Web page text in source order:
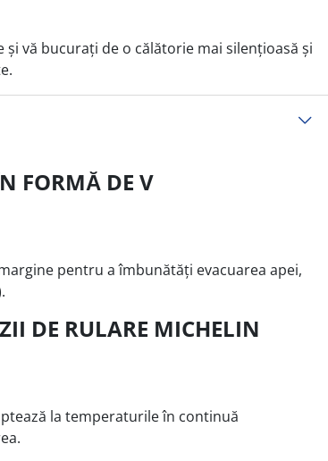
vă bucurați de o călătorie mai silențioasă și
FORMĂ DE V
pentru a îmbunătăți evacuarea apei,
DE RULARE MICHELIN
la temperaturile în continuă